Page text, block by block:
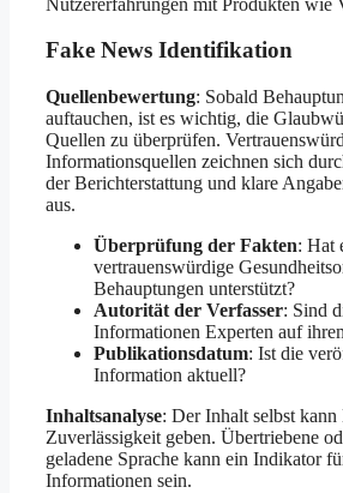
Fake News Identifikation
Quellenbewertung: Sobald
auftauchen, ist es wichtig, die
Quellen zu überprüfen.
Informationsquellen zeichnen sich
der Berichterstattung und klare
aus.
Überprüfung der Fakten: Hat
vertrauenswürdige
Behauptungen unterstützt?
Autorität der Verfasser: Sind
Informationen Experten auf
Publikationsdatum: Ist die
Information aktuell?
Inhaltsanalyse: Der Inhalt selbst
Zuverlässigkeit geben. Übertriebene
geladene Sprache kann ein Indikator
Informationen sein.